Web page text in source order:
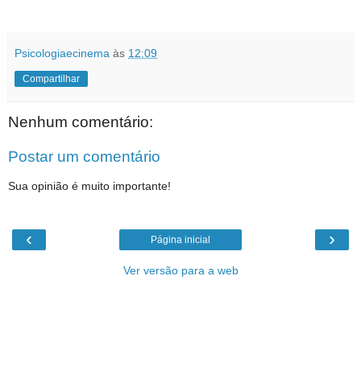
Psicologiaecinema às 12:09
Compartilhar
Nenhum comentário:
Postar um comentário
Sua opinião é muito importante!
‹ ›
Página inicial
Ver versão para a web